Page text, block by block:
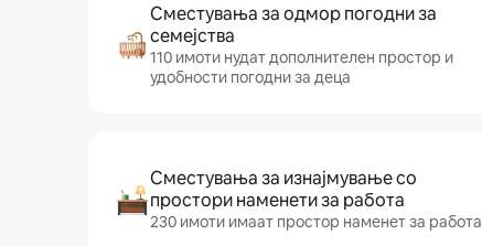
Сместувања за одмор погодни за
семејства
110 имоти нудат дополнителен простор и
удобности погодни за деца
Сместувања за изнајмување со
простори наменети за работа
230 имоти имаат простор наменет за работа